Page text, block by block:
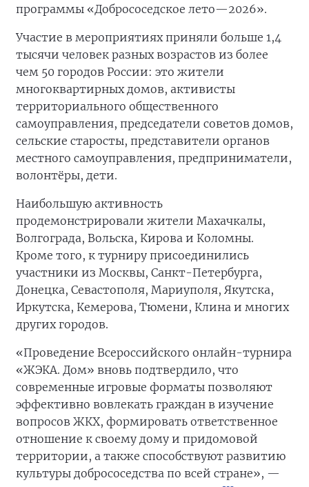
программы «Добрососедское лето—2026».
Участие в мероприятиях приняли больше 1,4
тысячи человек разных возрастов из более
чем 50 городов России: это жители
многоквартирных домов, активисты
территориального общественного
самоуправления, председатели советов домов,
сельские старосты, представители органов
местного самоуправления, предприниматели,
волонтёры, дети.
Наибольшую активность
продемонстрировали жители Махачкалы,
Волгограда, Вольска, Кирова и Коломны.
Кроме того, к турниру присоединились
участники из Москвы, Санкт-Петербурга,
Донецка, Севастополя, Мариуполя, Якутска,
Иркутска, Кемерова, Тюмени, Клина и многих
других городов.
«Проведение Всероссийского онлайн-турнира
«ЖЭКА. Дом» вновь подтвердило, что
современные игровые форматы позволяют
эффективно вовлекать граждан в изучение
вопросов ЖКХ, формировать ответственное
отношение к своему дому и придомовой
территории, а также способствуют развитию
культуры добрососедства по всей стране», —